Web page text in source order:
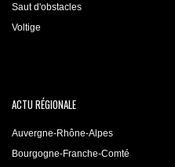
Saut d'obstacles
Voltige
ACTU RÉGIONALE
Auvergne-Rhône-Alpes
Bourgogne-Franche-Comté